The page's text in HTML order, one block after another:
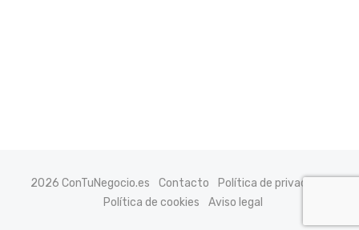
2026 ConTuNegocio.es Contacto
Política de privacidad
Política de cookies
Aviso legal